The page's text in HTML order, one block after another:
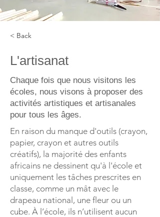
< Back
L'artisanat
Chaque fois que nous visitons les
écoles, nous visons à proposer des
activités artistiques et artisanales
pour tous les âges.
En raison du manque d'outils (crayon,
papier, crayon et autres outils
créatifs), la majorité des enfants
africains ne dessinent qu'à l'école et
uniquement les tâches prescrites en
classe, comme un mât avec le
drapeau national, une fleur ou un
cube. À l’école, ils n’utilisent aucun